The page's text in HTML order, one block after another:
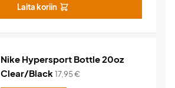
Laita koriin
Nike Hypersport Bottle 20oz
Clear/Black17,95€